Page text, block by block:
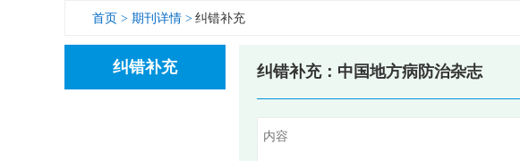
首页 > 期刊详情 > 纠错补充
纠错补充 纠错补充：中国地方病防治杂志